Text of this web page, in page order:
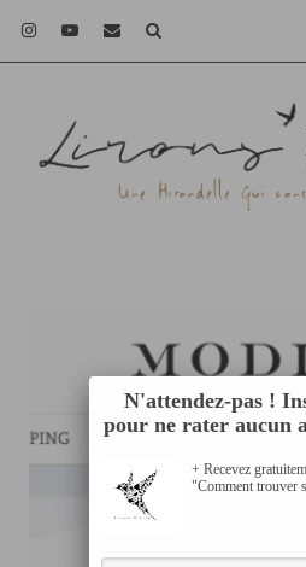
N'attendez-pas !
pour ne rater aucun
+ Recevez
"Comment trouver